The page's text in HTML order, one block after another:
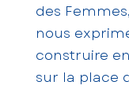
des
nous
construire
sur la place